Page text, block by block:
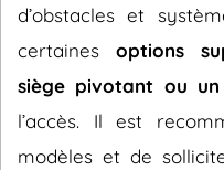
d’obstacles et
certaines options
siège pivotant ou
l’accès. Il est
modèles et de